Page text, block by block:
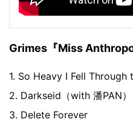
Grimes『Miss
1. So Heavy I Fell Through
2. Darkseid（with 潘PAN）
3. Delete Forever